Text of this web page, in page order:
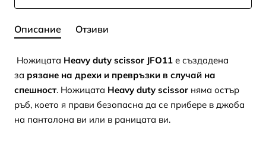
Описание Отзиви
Ножицата Heavy duty scissor JFO11 е създадена
за рязане на дрехи и превръзки в случай на
спешност. Ножицата Heavy duty scissor няма остър
ръб, което я прави безопасна да се прибере в джоба
на панталона ви или в раницата ви.